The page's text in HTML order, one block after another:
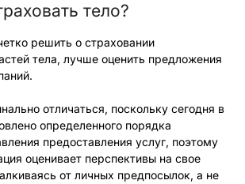
тело?
решить о страховании
тела, лучше оценить предложения
отличаться, поскольку сегодня в
определенного порядка
предоставления услуг, поэтому
оценивает перспективы на свое
от личных предпосылок, а не